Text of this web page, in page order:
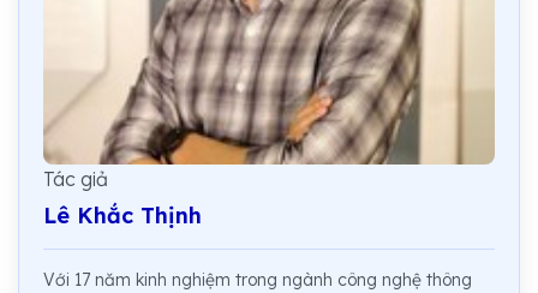
Tác giả
Lê Khắc Thịnh
Với 17 năm kinh nghiệm trong ngành công nghệ thông